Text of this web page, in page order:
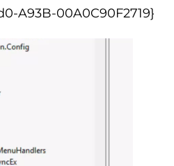
A93B-00A0C90F2719}